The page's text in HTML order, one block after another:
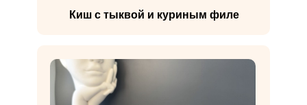
Киш с тыквой и куриным филе